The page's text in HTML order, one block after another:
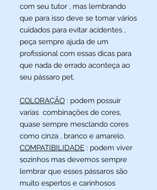
com seu tutor , mas lembrando
que para isso deve se tomar vários
cuidados para evitar acidentes ,
peça sempre ajuda de um
profissional com essas dicas para
que nada de errado aconteça ao
seu pássaro pet.
COLORAÇÃO : podem possuir
varias combinações de cores,
quase sempre mesclando cores
como cinza , branco e amarelo.
COMPATIBILIDADE : podem viver
sozinhos mas devemos sempre
lembrar que esses pássaros são
muito espertos e carinhosos